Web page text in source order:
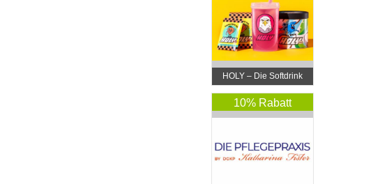
HOLY – Die Softdrink
Revolution
10% Rabatt